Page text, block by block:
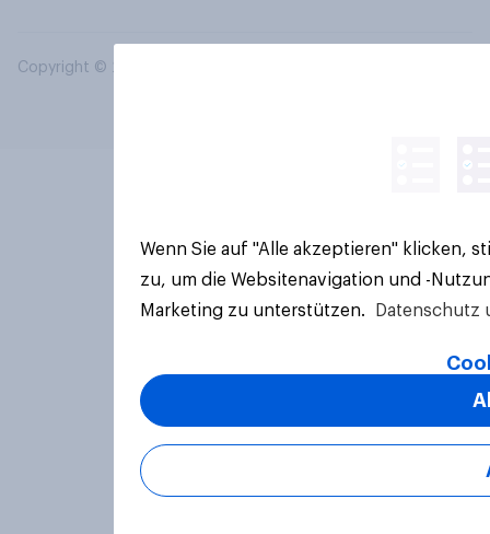
Copyright © 2026 YouGov PLC. Alle Rechte vorbehalten.
Wenn Sie auf "Alle akzeptieren" klicken,
zu, um die Websitenavigation und -
Marketing zu unterstützen.
Datenschutz